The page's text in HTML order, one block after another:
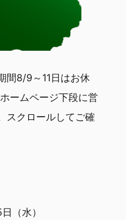
間8/9～11日はお休
ームページ下段に営
スクロールしてご確
（水）